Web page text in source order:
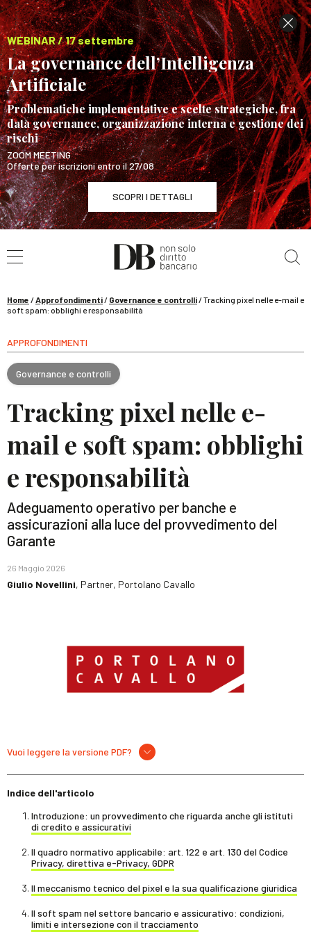
WEBINAR / 17 settembre
La governance dell’Intelligenza
Artificiale
Problematiche implementative e scelte strategiche, fra
data governance, organizzazione interna e gestione dei
rischi
ZOOM MEETING
Offerte per iscrizioni entro il 27/08
SCOPRI I DETTAGLI
WEBINAR / 17 settembre
La governance dell’Intelligenza Artificiale
Home /Approfondimenti/ Governance e controlli/Tracking pixel nelle e-mail e
soft spam: obblighi e responsabilità
APPROFONDIMENTI
Governance e controlli
Tracking pixel nelle e-
mail e soft spam: obblighi
e responsabilità
Adeguamento operativo per banche e
assicurazioni alla luce del provvedimento del
Garante
26 Maggio 2026
Giulio Novellini, Partner, Portolano Cavallo
Vuoi leggere la versione PDF?
Indice dell'articolo
Introduzione: un provvedimento che riguarda anche gli istituti
di credito e assicurativi
Il quadro normativo applicabile: art. 122 e art. 130 del Codice
Privacy, direttiva e-Privacy, GDPR
Il meccanismo tecnico del pixel e la sua qualificazione giuridica
Il soft spam nel settore bancario e assicurativo: condizioni,
limiti e intersezione con il tracciamento